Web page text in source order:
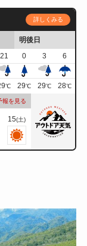
詳しくみる
明後日
21 0 3
6
℃ 29℃ 29℃ 28℃
報を見る
15(土)